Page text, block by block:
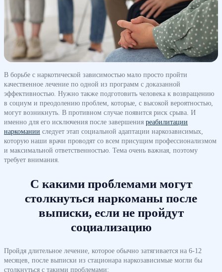
В борьбе с наркотической зависимостью мало просто пройти
качественное лечение по одной из программ с доказанной
эффективностью. Нужно также подготовить человека к возвращению
в социум и преодолению проблем, которые, с высокой вероятностью,
могут возникнуть. В противном случае появится риск срыва. И
именно для его исключения после завершения реабилитации
наркомании следует этап социальной адаптации наркозависимых,
которую наши врачи проводят со всем присущим профессионализмом
и максимальной ответственностью. Тема очень важная, поэтому
требует внимания.
С какими проблемами могут
столкнуться наркоманы после
выписки, если не пройдут
социализацию
Пройдя длительное лечение, которое обычно затягивается на 6-12
месяцев, после выписки из стационара наркозависимые могли бы
столкнуться с такими проблемами: